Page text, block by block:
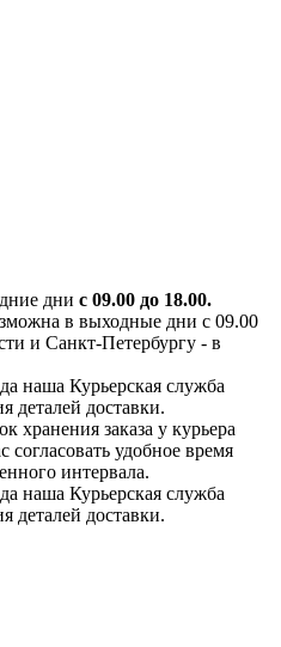
дни с 09.00 до 18.00.
в выходные дни с 09.00
и Санкт-Петербургу - в
наша Курьерская служба
деталей доставки.
хранения заказа у курьера
удобное время
интервала.
наша Курьерская служба
деталей доставки.